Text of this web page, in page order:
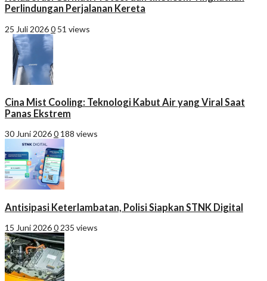
Perlindungan Perjalanan Kereta
25 Juli 20260 51 views
Cina Mist Cooling: Teknologi Kabut Air yang Viral Saat
Panas Ekstrem
30 Juni 20260 188 views
Antisipasi Keterlambatan, Polisi Siapkan STNK Digital
15 Juni 20260 235 views